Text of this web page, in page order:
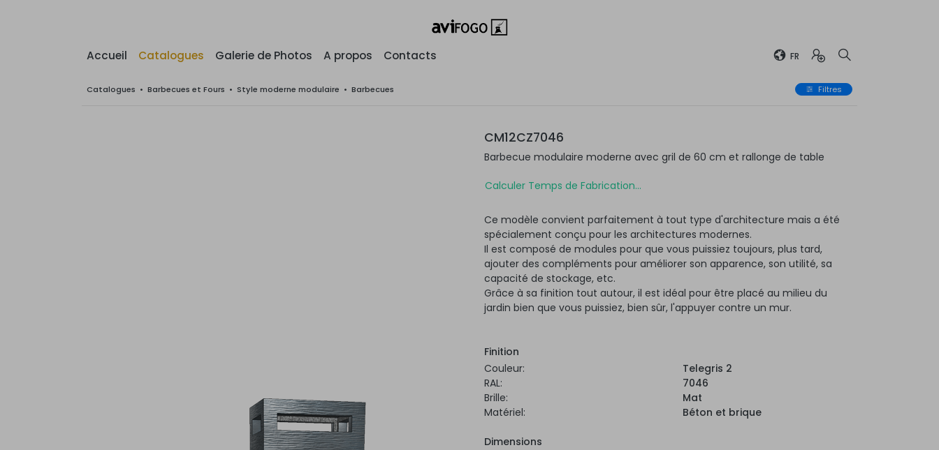
Accueil Catalogues Galerie de Photos A propos Contacts FR
Catalogues • Barbecues et Fours • Style moderne modulaire • Barbecues Filtres
CM12CZ7046
Barbecue modulaire moderne avec gril de 60 cm et rallonge de table
Calculer Temps de Fabrication...
Ce modèle convient parfaitement à tout type d'architecture mais a été
spécialement conçu pour les architectures modernes.
Il est composé de modules pour que vous puissiez toujours, plus tard,
ajouter des compléments pour améliorer son apparence, son utilité, sa
capacité de stockage, etc.
Grâce à sa finition tout autour, il est idéal pour être placé au milieu du
jardin bien que vous puissiez, bien sûr, l'appuyer contre un mur.
Finition
Couleur:
Telegris 2
RAL:
7046
Brille:
Mat
Matériel:
Béton et brique
Dimensions